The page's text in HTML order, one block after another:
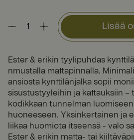
Lisää
Ester & erikin tyylipuhdas
nmustalla mattapinnalla.
ansiosta kynttilänjalka sopii
sisustustyyleihin ja kattauksiin –
kodikkaan tunnelman
huoneeseen. Yksinkertainen ja
liikaa huomiota itseensä - valo
Ester & erikin matta- tai